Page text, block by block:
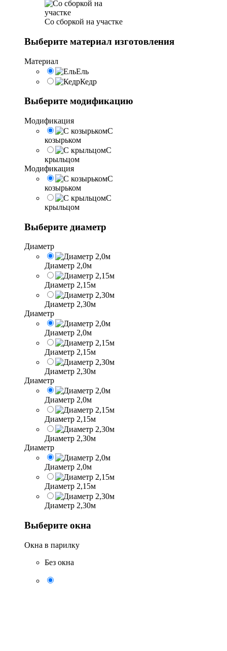
Со сборкой на участке
Выберите материал изготовления
Материал
Ель
Кедр
Выберите модификацию
Модификация
С
козырьком
С
крыльцом
Модификация
С
козырьком
С
крыльцом
Выберите диаметр
Диаметр
Диаметр 2,0м
Диаметр 2,15м
Диаметр 2,30м
Диаметр
Диаметр 2,0м
Диаметр 2,15м
Диаметр 2,30м
Диаметр
Диаметр 2,0м
Диаметр 2,15м
Диаметр 2,30м
Диаметр
Диаметр 2,0м
Диаметр 2,15м
Диаметр 2,30м
Выберите окна
Окна в парилку
Без окна